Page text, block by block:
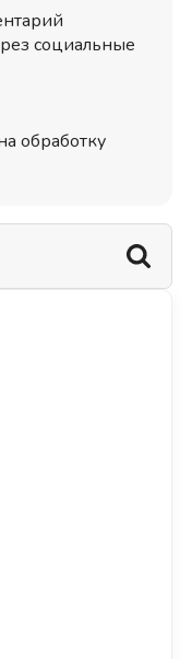
социальные
обработку